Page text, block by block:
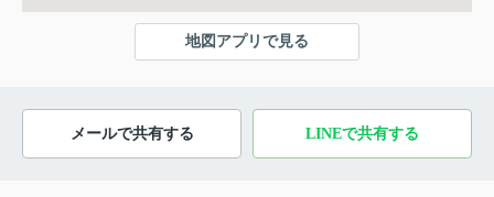
地図アプリで見る
メールで共有する LINEで共有する